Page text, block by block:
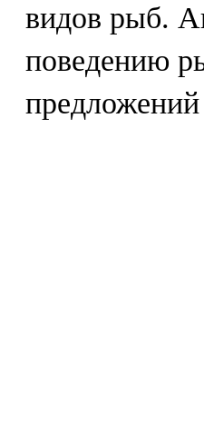
видов рыб.
поведению
предложений